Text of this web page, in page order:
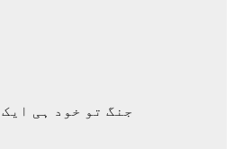
جنگ تو خود ہی